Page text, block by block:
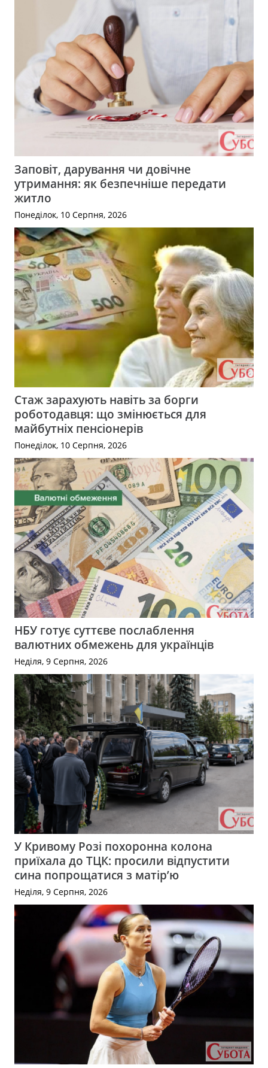
Заповіт, дарування чи довічне
утримання: як безпечніше передати
житло
Понеділок, 10 Серпня, 2026
Стаж зарахують навіть за борги
роботодавця: що змінюється для
майбутніх пенсіонерів
Понеділок, 10 Серпня, 2026
НБУ готує суттєве послаблення
валютних обмежень для українців
Неділя, 9 Серпня, 2026
У Кривому Розі похоронна колона
приїхала до ТЦК: просили відпустити
сина попрощатися з матір’ю
Неділя, 9 Серпня, 2026